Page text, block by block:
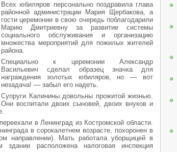
Всех юбиляров персонально поздравила глава
районной администрации Мария Щербакова, а
гости церемонии в свою очередь поблагодарили
Марию Дмитриевну за развитие системы
социального обслуживания и организацию
множества мероприятий для пожилых жителей
района.
Специально к церемонии Александр
Васильевич сделал образец значка для
награждения золотых юбиляров, но — вот
незадача! — забыл его надеть.
Супруги Калинины довольны прожитой жизнью.
Они воспитали двоих сыновей, двоих внуков и
в Ленинград из Костромской области.
в сорокалетнем возрасте, похоронен в
направлении). Мать работала уборщицей в
расположена налоговая инспекция